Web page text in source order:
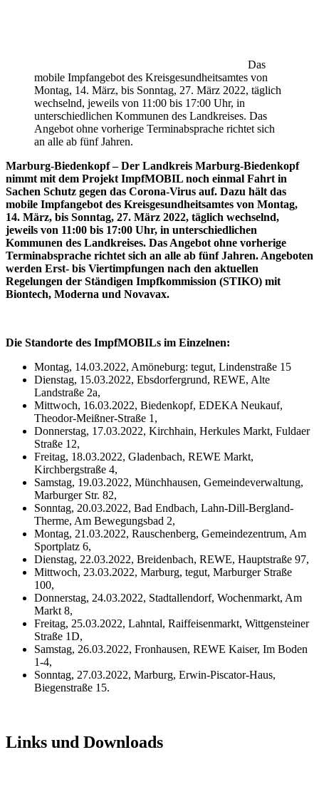
Das
mobile Impfangebot des Kreisgesundheitsamtes von
Montag, 14. März, bis Sonntag, 27. März 2022, täglich
wechselnd, jeweils von 11:00 bis 17:00 Uhr, in
unterschiedlichen Kommunen des Landkreises. Das
Angebot ohne vorherige Terminabsprache richtet sich
an alle ab fünf Jahren.
Marburg-Biedenkopf – Der Landkreis Marburg-Biedenkopf
nimmt mit dem Projekt ImpfMOBIL noch einmal Fahrt in
Sachen Schutz gegen das Corona-Virus auf. Dazu hält das
mobile Impfangebot des Kreisgesundheitsamtes von Montag,
14. März, bis Sonntag, 27. März 2022, täglich wechselnd,
jeweils von 11:00 bis 17:00 Uhr, in unterschiedlichen
Kommunen des Landkreises. Das Angebot ohne vorherige
Terminabsprache richtet sich an alle ab fünf Jahren. Angeboten
werden Erst- bis Viertimpfungen nach den aktuellen
Regelungen der Ständigen Impfkommission (STIKO) mit
Biontech, Moderna und Novavax.
Die Standorte des ImpfMOBILs im Einzelnen:
Montag, 14.03.2022, Amöneburg: tegut, Lindenstraße 15
Dienstag, 15.03.2022, Ebsdorfergrund, REWE, Alte
Landstraße 2a,
Mittwoch, 16.03.2022, Biedenkopf, EDEKA Neukauf,
Theodor-Meißner-Straße 1,
Donnerstag, 17.03.2022, Kirchhain, Herkules Markt, Fuldaer
Straße 12,
Freitag, 18.03.2022, Gladenbach, REWE Markt,
Kirchbergstraße 4,
Samstag, 19.03.2022, Münchhausen, Gemeindeverwaltung,
Marburger Str. 82,
Sonntag, 20.03.2022, Bad Endbach, Lahn-Dill-Bergland-
Therme, Am Bewegungsbad 2,
Montag, 21.03.2022, Rauschenberg, Gemeindezentrum, Am
Sportplatz 6,
Dienstag, 22.03.2022, Breidenbach, REWE, Hauptstraße 97,
Mittwoch, 23.03.2022, Marburg, tegut, Marburger Straße
100,
Donnerstag, 24.03.2022, Stadtallendorf, Wochenmarkt, Am
Markt 8,
Freitag, 25.03.2022, Lahntal, Raiffeisenmarkt, Wittgensteiner
Straße 1D,
Samstag, 26.03.2022, Fronhausen, REWE Kaiser, Im Boden
1-4,
Sonntag, 27.03.2022, Marburg, Erwin-Piscator-Haus,
Biegenstraße 15.
Links und Downloads